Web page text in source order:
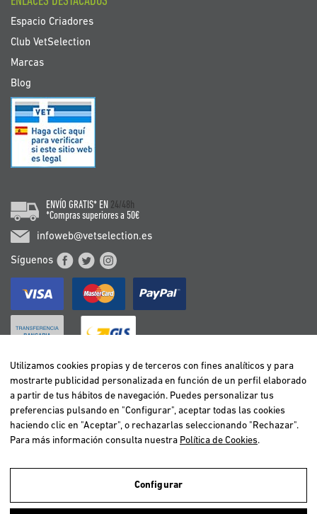
Utilizamos cookies propias y de terceros para realizar el análisis de la
Espacio Criadores
Club VetSelection
Marcas
Blog
ENVÍO GRATIS* EN 24/48h
*Compras superiores a 50€
infoweb@vetselection.es
Síguenos
BELGIË / BELGIQUE
DEUTSCHLAND
ESPAÑA
FRANCE
ITALIA
NEDERLAND
ÖSTERREICH
Utilizamos cookies propias y de terceros con fines analíticos y para
mostrarte publicidad personalizada en función de un perfil elaborado
a partir de tus hábitos de navegación. Puedes personalizar tus
preferencias pulsando en "Configurar", aceptar todas las cookies
haciendo clic en "Aceptar", o rechazarlas seleccionando "Rechazar".
Para más información consulta nuestra Política de Cookies.
Configurar